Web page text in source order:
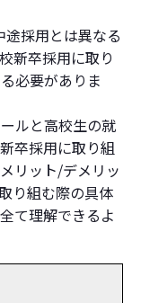
採用とは異なる
新卒採用に取り
必要がありま
ルと高校生の就
卒採用に取り組
リット/デメリッ
り組む際の具体
て理解できるよ